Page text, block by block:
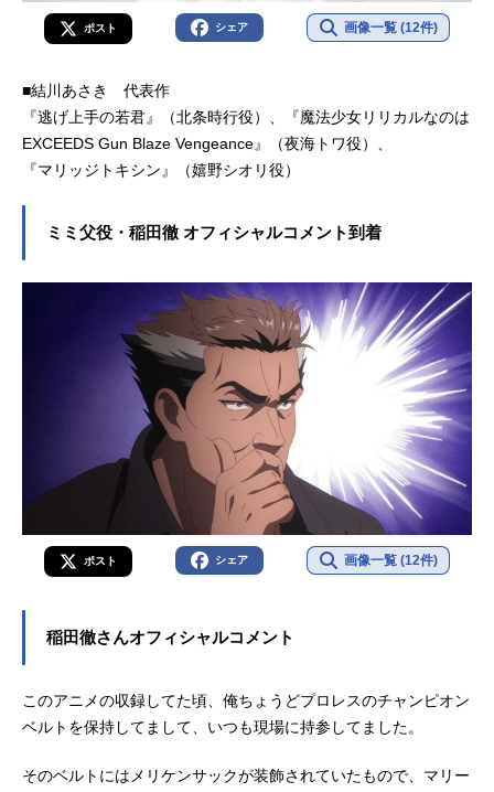
ポスト シェア 画像一覧 (12件)
■結川あさき 代表作
『逃げ上手の若君』（北条時行役）、『魔法少女リリカルなのは
EXCEEDS Gun Blaze Vengeance』（夜海トワ役）、
『マリッジトキシン』（嬉野シオリ役）
ミミ父役・稲田徹 オフィシャルコメント到着
ポスト シェア 画像一覧 (12件)
稲田徹さんオフィシャルコメント
このアニメの収録してた頃、俺ちょうどプロレスのチャンピオン
ベルトを保持してまして、いつも現場に持参してました。
そのベルトにはメリケンサックが装飾されていたもので、マリー